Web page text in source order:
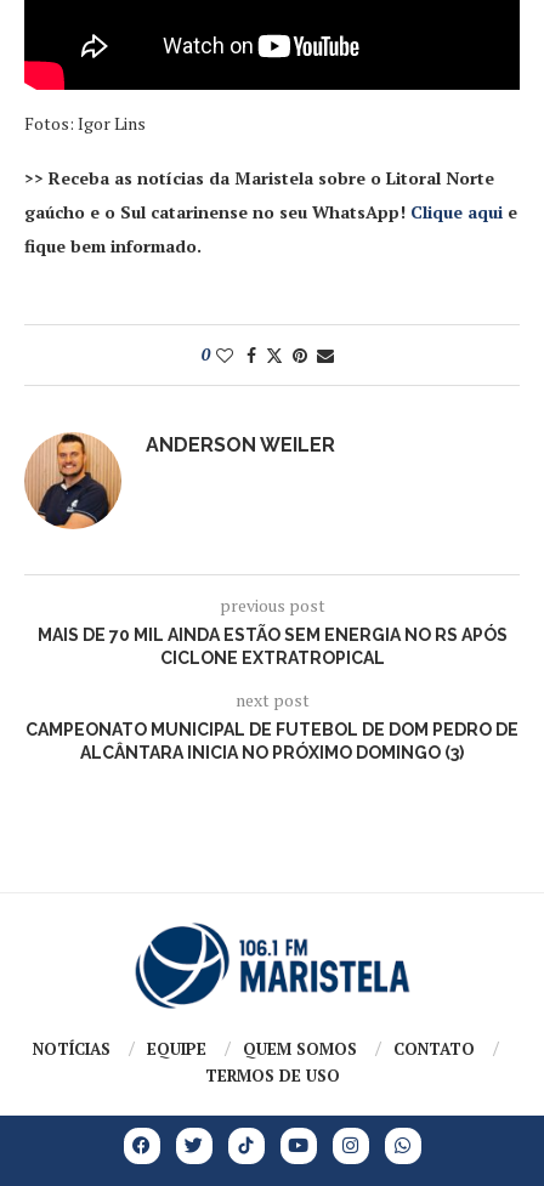
Fotos: Igor Lins
>> Receba as notícias da Maristela sobre o Litoral Norte
gaúcho e o Sul catarinense no seu WhatsApp! Clique aqui e
fique bem informado.
0
ANDERSON WEILER
previous post
MAIS DE 70 MIL AINDA ESTÃO SEM ENERGIA NO RS APÓS
CICLONE EXTRATROPICAL
next post
CAMPEONATO MUNICIPAL DE FUTEBOL DE DOM PEDRO DE
ALCÂNTARA INICIA NO PRÓXIMO DOMINGO (3)
NOTÍCIAS EQUIPE QUEM SOMOS
CONTATO
TERMOS DE USO